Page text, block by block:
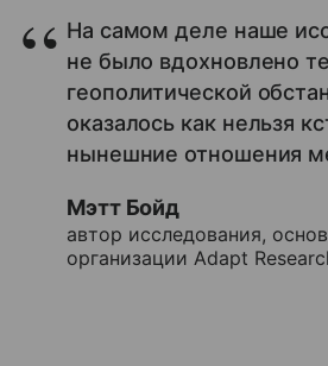
На самом деле наше
не было вдохновлено
геополитической
оказалось как нельзя
нынешние отношения
Мэтт Бойд
автор исследования,
организации Adapt